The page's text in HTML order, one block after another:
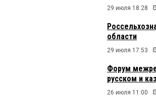
29 июля 18:28
области
29 июля 17:53
Форум
русском и
26 июля 11:00